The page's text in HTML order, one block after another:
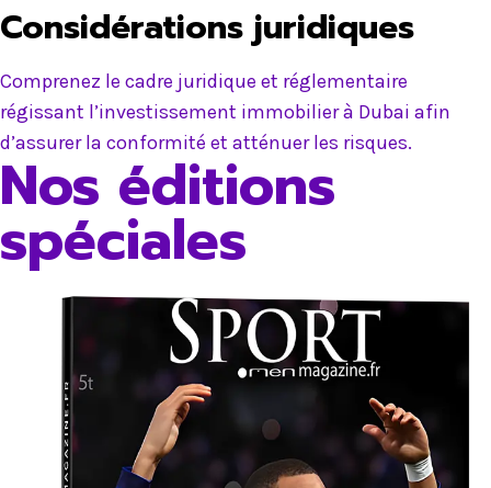
Considérations juridiques
Comprenez le cadre juridique et réglementaire
régissant l’investissement immobilier à Dubai afin
d’assurer la conformité et atténuer les risques.
Nos éditions
spéciales